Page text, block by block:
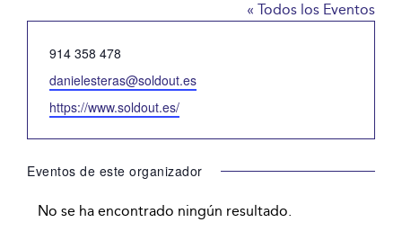
« Todos los Eventos
Teléfono
914 358 478
Email
danielesteras@soldout.es
Website
https://www.soldout.es/
Eventos de este organizador
Aviso
No se ha encontrado ningún resultado.